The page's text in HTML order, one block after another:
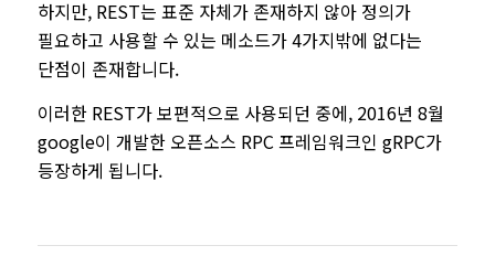
하지만, REST는 표준 자체가 존재하지 않아 정의가
필요하고 사용할 수 있는 메소드가 4가지밖에 없다는
단점이 존재합니다.
이러한 REST가 보편적으로 사용되던 중에, 2016년 8월
google이 개발한 오픈소스 RPC 프레임워크인 gRPC가
등장하게 됩니다.